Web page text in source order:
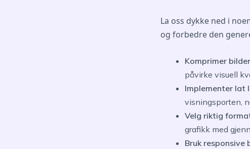
La oss dykke ned i
og forbedre den
Komprimer
påvirke visuell
Implementer lat
visningsporten,
Velg riktig
grafikk med
Bruk responsive